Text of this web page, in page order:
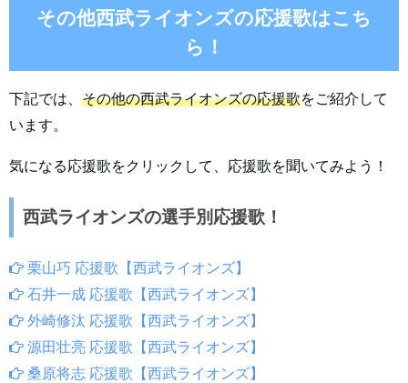
その他西武ライオンズの応援歌はこち
ら！
下記では、 その他の西武ライオンズの応援歌をご紹介して
います。
気になる応援歌をクリックして、応援歌を聞いてみよう！
西武ライオンズの選手別応援歌！
栗山巧 応援歌【西武ライオンズ】
石井一成 応援歌【西武ライオンズ】
外崎修汰 応援歌【西武ライオンズ】
源田壮亮 応援歌【西武ライオンズ】
桑原将志 応援歌【西武ライオンズ】